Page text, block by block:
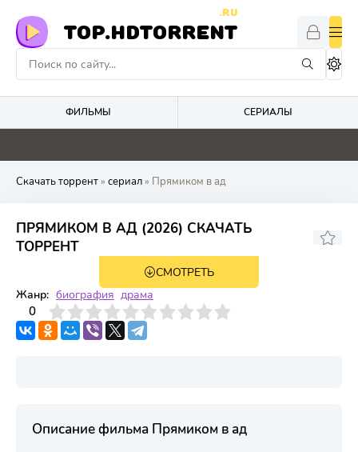
TOP.HDTORRENT
.RU
ФИЛЬМЫ СЕРИАЛЫ
0 0 4.9 0
Скачать торрент» сериал» Прямиком в ад
ПРЯМИКОМ В АД (2026) СКАЧАТЬ
ТОРРЕНТ
1 сезон 9 серияСМОТРЕТЬ
Жанр: биография драма
0
4 6 7 8 9 10
Описание фильма Прямиком в ад